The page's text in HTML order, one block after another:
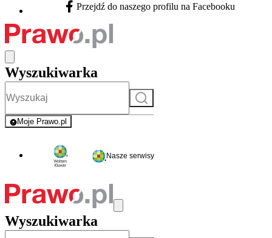
Facebook - otwiera się w nowej karcie
Przejdź do naszego profilu na Facebooku
Wyszukiwarka
Szukaj
Moje Prawo.pl
- rejestracja i logowanie do serwisu
Nasze serwisy
Wyszukiwarka